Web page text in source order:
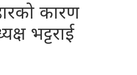
कारण
भट्टराई